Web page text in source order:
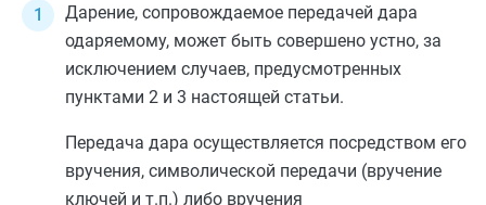
Дарение, сопровождаемое передачей дара
одаряемому, может быть совершено устно, за
исключением случаев, предусмотренных
пунктами 2 и 3 настоящей статьи.
Передача дара осуществляется посредством его
вручения, символической передачи (вручение
ключей и т.п.) либо вручения